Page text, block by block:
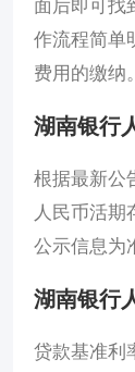
面后即可找
作流程简单
费用的缴纳。
湖南银行
根据最新公
人民币活期
公示信息为
湖南银行
贷款基准利